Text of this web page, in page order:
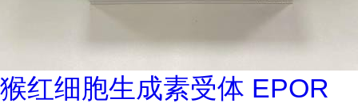
猴红细胞生成素受体 EPOR